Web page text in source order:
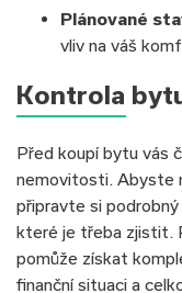
Plánované
vliv na váš
Kontrola
Před koupí bytu vás
nemovitosti. Abyste
připravte si
které je třeba zjistit.
pomůže získat
finanční situaci a